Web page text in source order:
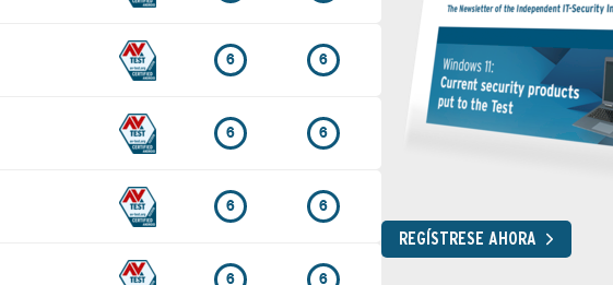
6 6
6 6
6 6
6 6
REGÍSTRESE AHORA